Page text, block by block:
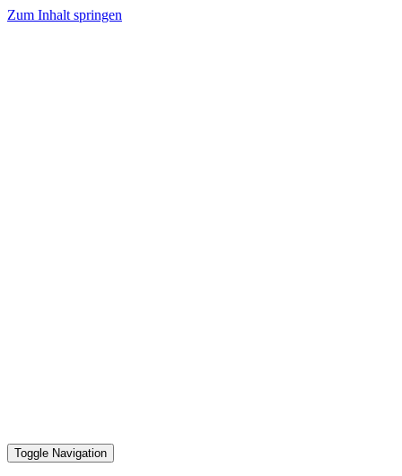
Zum Inhalt springen
Toggle Navigation